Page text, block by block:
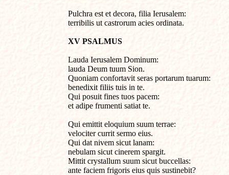
Pulchra est et decora, filia Ierusalem:
terribilis ut castrorum acies ordinata.
XV PSALMUS
Lauda Ierusalem Dominum:
lauda Deum tuum Sion.
Quoniam confortavit seras portarum tuarum:
benedixit filiis tuis in te.
Qui posuit fines tuos pacem:
et adipe frumenti satiat te.
Qui emittit eloquium suum terrae:
velociter currit sermo eius.
Qui dat nivem sicut lanam:
nebulam sicut cinerem spargit.
Mittit crystallum suum sicut buccellas:
ante faciem frigoris eius quis sustinebit?